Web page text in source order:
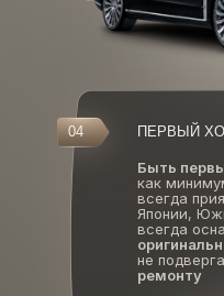
ПЕРВЫЙ
Быть
как
всегда
Японии,
всегда
не
ремонту
04